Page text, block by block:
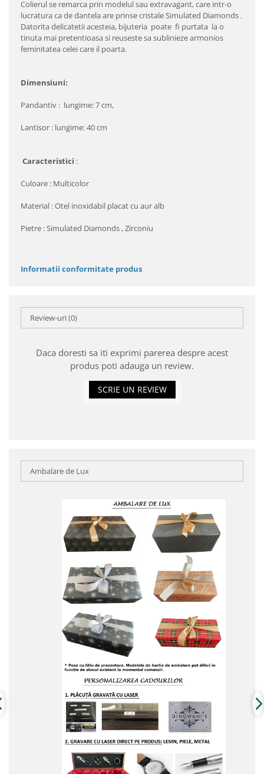
Colierul se remarca prin modelul sau extravagant, care intr-o
lucratura ca de dantela are prinse cristale Simulated Diamonds .
Datorita delicatetii acesteia, bijuteria poate fi purtata la o
tinuta mai pretentioasa si reuseste sa sublinieze armonios
feminitatea celei care il poarta.
Dimensiuni:
Pandantiv : lungime: 7 cm,
Lantisor : lungime: 40 cm
Caracteristici :
Culoare : Multicolor
Material : Otel inoxidabil placat cu aur alb
Pietre : Simulated Diamonds , Zirconiu
Informatii conformitate produs
Review-uri(0)
Daca doresti sa iti exprimi parerea despre acest
produs poti adauga un review.
SCRIE UN REVIEW
Ambalare de Lux